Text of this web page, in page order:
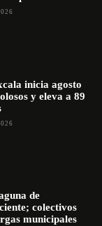
inicia agosto
y eleva a 89
de
colectivos
municipales